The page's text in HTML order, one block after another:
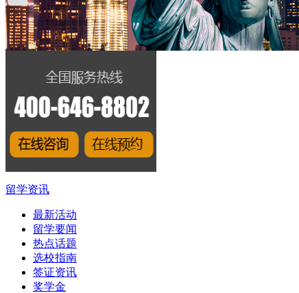
留学资讯
最新活动
留学要闻
热点话题
选校指南
签证资讯
奖学金